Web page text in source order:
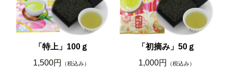
「特上」100ｇ
1,500円
（税込み）
「初摘み」50ｇ
1,000円
（税込み）